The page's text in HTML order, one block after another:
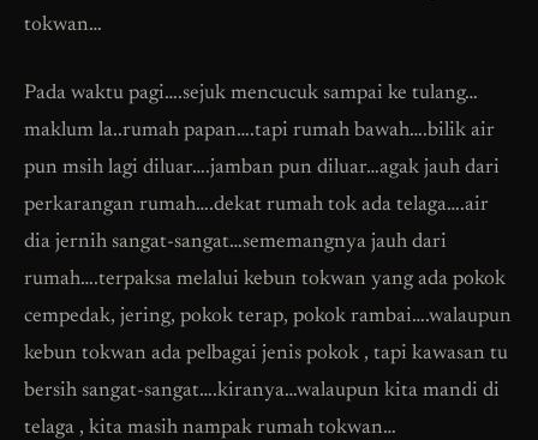
tokwan…
Pada waktu pagi….sejuk mencucuk sampai ke tulang…
maklum la..rumah papan….tapi rumah bawah….bilik air
pun msih lagi diluar….jamban pun diluar…agak jauh dari
perkarangan rumah….dekat rumah tok ada telaga….air
dia jernih sangat-sangat…sememangnya jauh dari
rumah….terpaksa melalui kebun tokwan yang ada pokok
cempedak, jering, pokok terap, pokok rambai….walaupun
kebun tokwan ada pelbagai jenis pokok , tapi kawasan tu
bersih sangat-sangat….kiranya…walaupun kita mandi di
telaga , kita masih nampak rumah tokwan…